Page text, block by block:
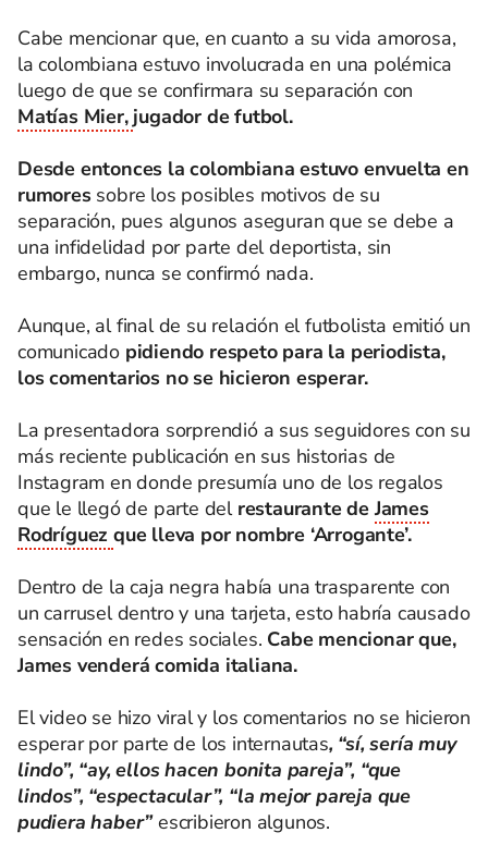
Cabe mencionar que, en cuanto a su vida amorosa,
la colombiana estuvo involucrada en una polémica
luego de que se confirmara su separación con
Matías Mier, jugador de futbol.
Desde entonces la colombiana estuvo envuelta en
rumoressobre los posibles motivos de su
separación, pues algunos aseguran que se debe a
una infidelidad por parte del deportista, sin
embargo, nunca se confirmó nada.
Aunque, al final de su relación el futbolista emitió un
comunicado pidiendo respeto para la periodista,
los comentarios no se hicieron esperar.
La presentadora sorprendió a sus seguidores con su
más reciente publicación en sus historias de
Instagram en donde presumía uno de los regalos
que le llegó de parte del restaurante deJames
Rodríguezque lleva por nombre ‘Arrogante’.
Dentro de la caja negra había una trasparente con
un carrusel dentro y una tarjeta, esto habría causado
sensación en redes sociales. Cabe mencionar que,
James venderá comida italiana.
El video se hizo viral y los comentarios no se hicieron
esperar por parte de los internautas, “sí, sería muy
lindo”, “ay, ellos hacen bonita pareja”, “que
lindos”, “espectacular”, “la mejor pareja que
pudiera haber”escribieron algunos.